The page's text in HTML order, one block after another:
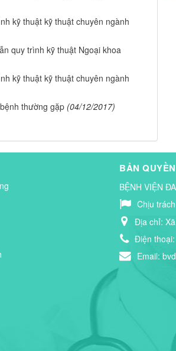
kỹ thuật kỹ thuật chuyên ngành
quy trình kỹ thuật Ngoại khoa
kỹ thuật kỹ thuật chuyên ngành
thường gặp (04/12/2017)
BẢN
BỆNH VIỆN
Chịu
Địa chỉ:
Điện thoại:
Email: